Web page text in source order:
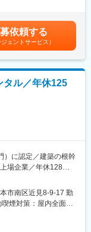
には、搾乳機までの
行います。
グへの参加および他
に2回から3回で、期
がございます（一人
があった場合、平日
ンターにて1週間ほど
し、現場の仕事を覚
牛の泌乳生理等の専
ケートな牛だからこ
支給（固定一時金は
慮し、当社規定によ
までも目安の金額で
す。月給(月額)は固定
依頼する
ジェントサービス）
タル／年休125
）に認定／建築の根幹
場企業／年休128日
会社、建設会社、ハ
せします。
市南区近見8-9-17 勤
煙対策：屋内全面禁